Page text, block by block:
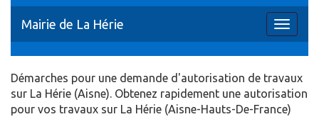
Toggle
Mairie de La Hérie
Démarches pour une demande d'autorisation de travaux
sur La Hérie (Aisne). Obtenez rapidement une autorisation
pour vos travaux sur La Hérie (Aisne-Hauts-De-France)